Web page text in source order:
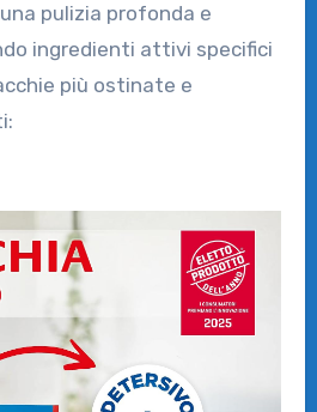
pulizia profonda e
ingredienti attivi specifici
più ostinate e